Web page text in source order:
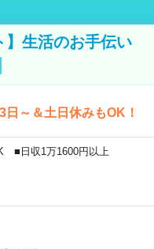
】生活のお手伝い
～＆土日休みもOK！
■日収1万1600円以上